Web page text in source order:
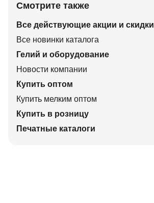
Смотрите также
Все действующие акции и скидки
Все новинки каталога
Гелий и оборудование
Новости компании
Купить оптом
Купить мелким оптом
Купить в розницу
Печатные каталоги